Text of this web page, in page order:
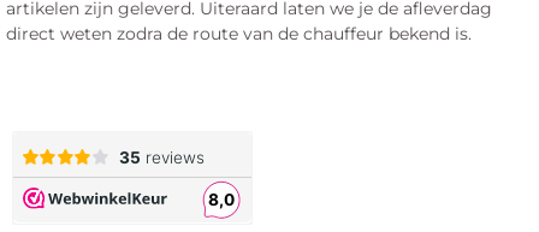
artikelen zijn geleverd. Uiteraard laten we je de afleverdag
direct weten zodra de route van de chauffeur bekend is.